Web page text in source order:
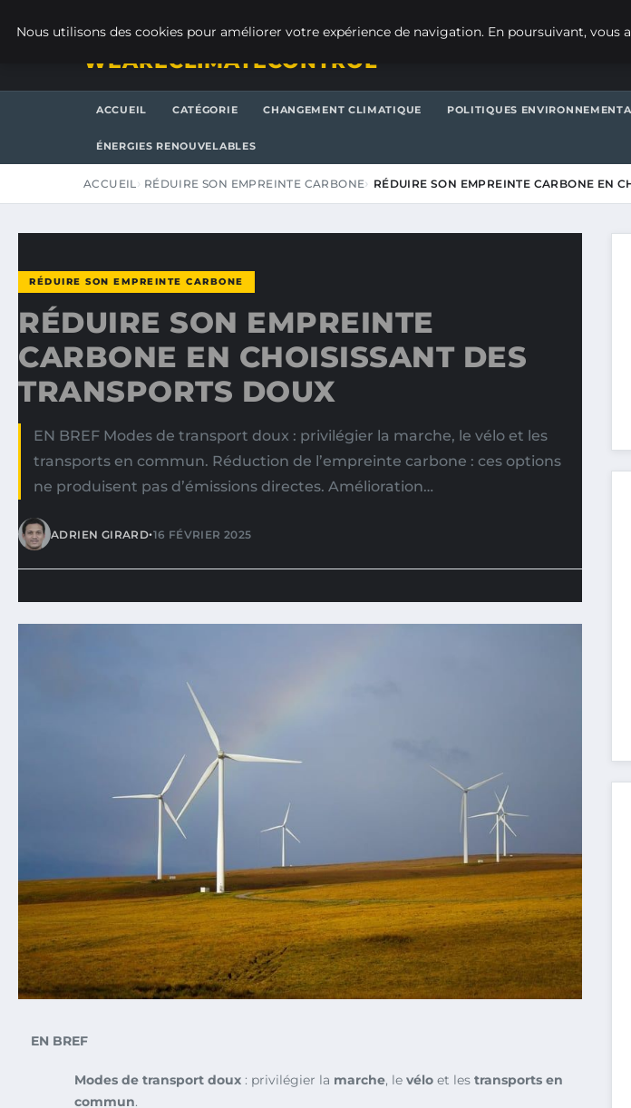
WEARECLIMATECONTROL
ACCUEIL CATÉGORIE CHANGEMENT CLIMATIQUE POLITIQUES
ÉNERGIES RENOUVELABLES
ACCUEIL RÉDUIRE SON EMPREINTE CARBONE RÉDUIRE SON EMPREINTE CARBONE EN
RÉDUIRE SON EMPREINTE CARBONE
RÉDUIRE SON EMPREINTE
CARBONE EN CHOISISSANT DES
TRANSPORTS DOUX
EN BREF Modes de transport doux : privilégier la marche, le vélo et les
transports en commun. Réduction de l’empreinte carbone : ces options
ne produisent pas d’émissions directes. Amélioration…
ADRIEN GIRARD•16 FÉVRIER 2025
EN BREF
Modes de transport doux : privilégier la marche, le vélo et les transports en
commun.
Nous utilisons des cookies pour améliorer votre expérience de navigation. En poursuivant,